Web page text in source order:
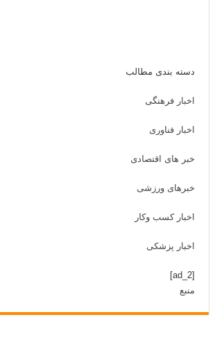
دسته بندی مطالب
اخبار فرهنگی
اخبار فناوری
خبر های اقتصادی
خبرهای ورزشی
اخبار کسب وکار
اخبار پزشکی
[ad_2]
منبع